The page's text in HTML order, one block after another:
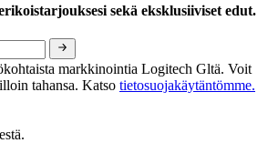
sekä eksklusiiviset edut.
markkinointia Logitech Gltä. Voit
tahansa. Katso tietosuojakäytäntömme.